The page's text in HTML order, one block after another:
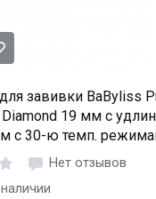
завивки BaByliss
19 мм с
с 30-ю темп.
Нет отзывов